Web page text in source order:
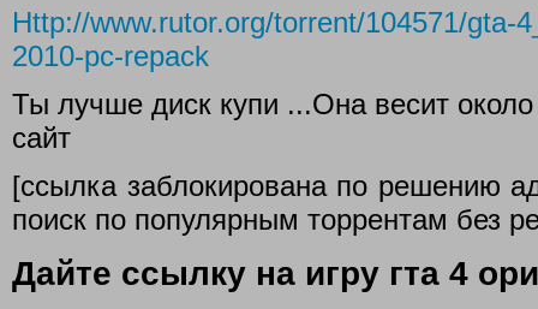
Http://www.rutor.org/torrent/104571/gta-
2010-pc-repack
Ты лучше диск купи ...Она весит
сайт
[ссылка заблокирована по решению
поиск по популярным торрентам без
Дайте ссылку на игру гта 4